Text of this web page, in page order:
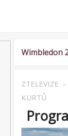
Wimbledon
ZTELEVIZE >
KURTŮ